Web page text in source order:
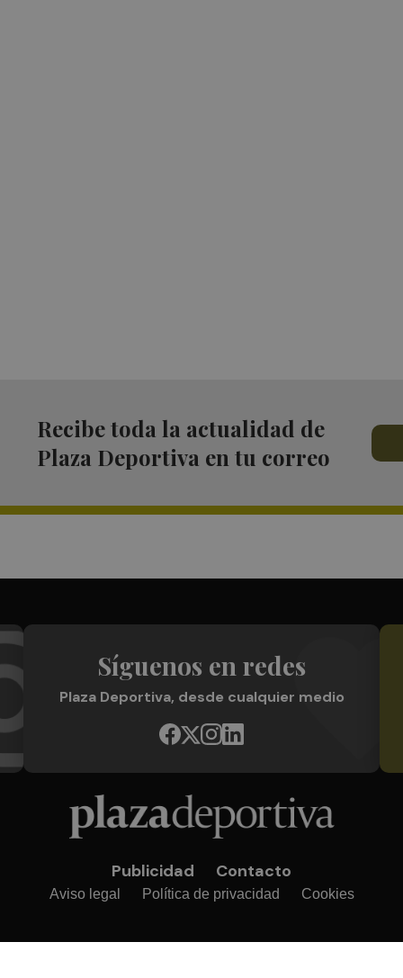
Recibe toda la actualidad de
Plaza Deportiva en tu correo
Síguenos en redes
Plaza Deportiva, desde cualquier medio
Publicidad Contacto
Aviso legal Política de privacidad Cookies